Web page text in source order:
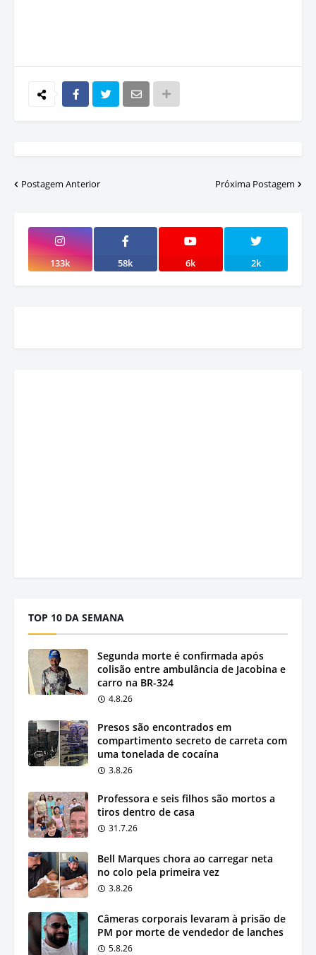
Postagem Anterior Próxima Postagem
133k 58k 6k 2k
TOP 10 DA SEMANA
Segunda morte é confirmada após
colisão entre ambulância de Jacobina e
carro na BR-324
4.8.26
Presos são encontrados em
compartimento secreto de carreta com
uma tonelada de cocaína
3.8.26
Professora e seis filhos são mortos a
tiros dentro de casa
31.7.26
Bell Marques chora ao carregar neta
no colo pela primeira vez
3.8.26
Câmeras corporais levaram à prisão de
PM por morte de vendedor de lanches
5.8.26